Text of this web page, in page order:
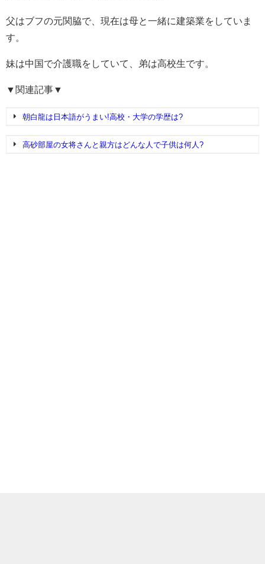
父はブフの元関脇で、現在は母と一緒に建築業をしていま
す。
妹は中国で介護職をしていて、弟は高校生です。
▼関連記事▼
朝白龍は日本語がうまい!高校・大学の学歴は?
高砂部屋の女将さんと親方はどんな人で子供は何人?